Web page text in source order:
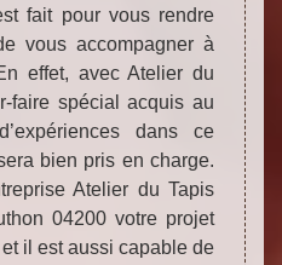
fait pour vous rendre
vous accompagner à
effet, avec Atelier du
faire spécial acquis au
dans ce
bien pris en charge.
Atelier du Tapis
04200 votre projet
il est aussi capable de